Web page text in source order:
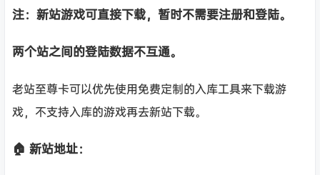
注：新站游戏可直接下载，暂时不需要注册和登陆。
两个站之间的登陆数据不互通。
老站至尊卡可以优先使用免费定制的入库工具来下载游
戏，不支持入库的游戏再去新站下载。
🏠 新站地址：